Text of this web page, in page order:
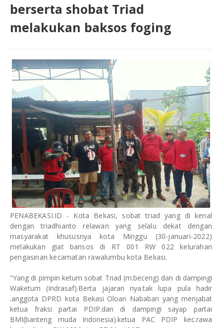
berserta shobat Triad
melakukan baksos foging
PENABEKASI.ID - Kota Bekasi, sobat triad yang di kenal
dengan triadhianto relawan yang selalu dekat dengan
masyarakat khususnya kota Minggu (30-januari-2022)
melakukan giat bansos di RT 001 RW 022 kelurahan
pengasinan kecamatan rawalumbu kota Bekasi.
"Yang di pimpin ketum sobat Triad (m.beceng) dan di dampingi
Waketum (Indrasaf).Berta jajaran nya.tak lupa pula hadir
.anggota DPRD kota Bekasi Oloan Nababan yang menjabat
ketua fraksi partai PDIP.dan di dampingi sayap partai
BMI(banteng muda Indonesia).ketua PAC PDIP kec.rawa